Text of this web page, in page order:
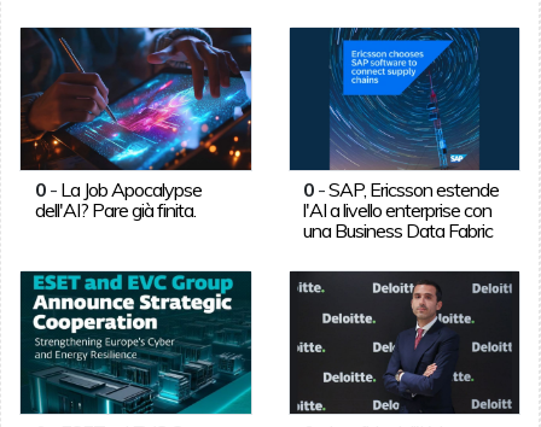
0- La Job Apocalypse
dell'AI? Pare già finita.
0 -SAP, Ericsson estende
l'AI a livello enterprise con
una Business Data Fabric